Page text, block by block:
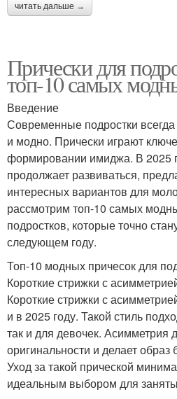
читать дальше →
Прически для
топ-10 самых
Введение
Современные подростки всегда
и модно. Прически играют
формировании имиджа. В 2025
продолжает развиваться,
интересных вариантов для
рассмотрим топ-10 самых
подростков, которые точно
следующем году.
Топ-10 модных причесок для
Короткие стрижки с
Короткие стрижки с
и в 2025 году. Такой стиль
так и для девочек. Асимметрия
оригинальности и делает
Уход за такой прической
идеальным выбором для